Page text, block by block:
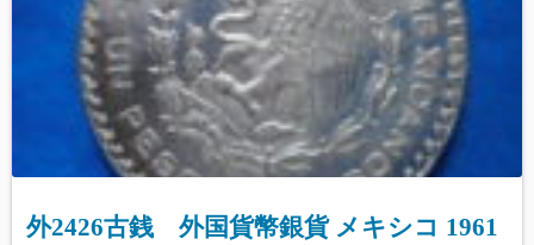
外2426古銭 外国貨幣銀貨 メキシコ 1961